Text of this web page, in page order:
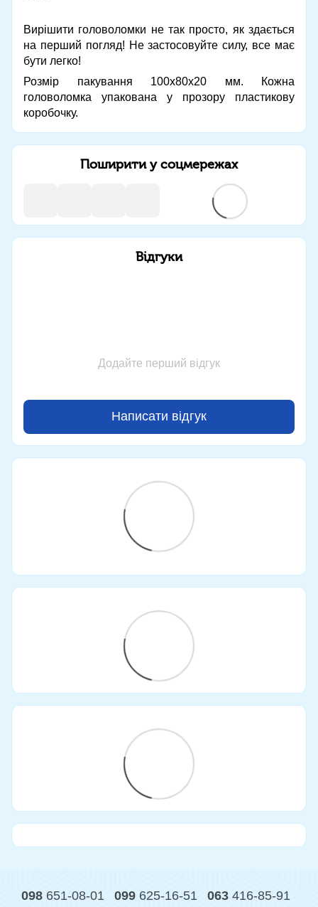
Вирішити головоломки не так просто, як здається
на перший погляд! Не застосовуйте силу, все має
бути легко!
Розмір пакування 100х80х20 мм. Кожна
головоломка упакована у прозору пластикову
коробочку.
Поширити у соцмережах
Відгуки
Додайте перший відгук
Написати відгук
098 651-08-01 099 625-16-51 063 416-85-91